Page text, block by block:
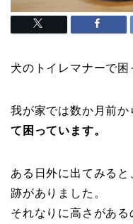
犬のトイレマナーで困
我が家では数か月前か
て困っています。
ある日外に出てみる
跡がありました。
それなりに高さがある